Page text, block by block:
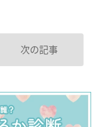
次の記事